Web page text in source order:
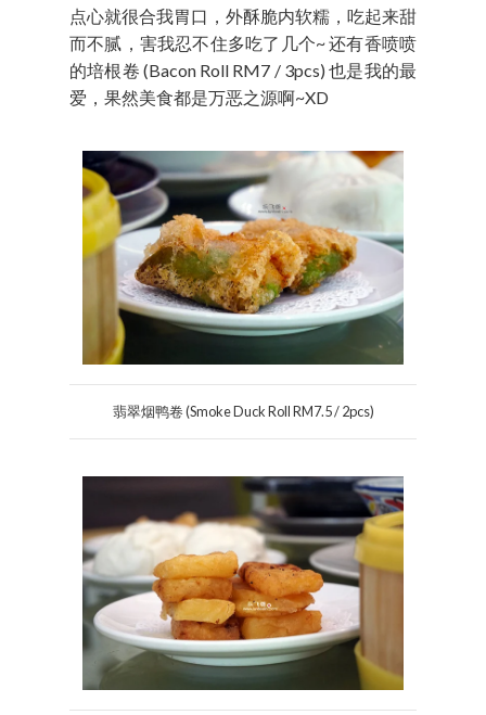
点心就很合我胃口，外酥脆内软糯，吃起来甜
而不腻，害我忍不住多吃了几个~ 还有香喷喷
的培根卷 (Bacon Roll RM7 / 3pcs) 也是我的最
爱，果然美食都是万恶之源啊~XD
翡翠烟鸭卷 (Smoke Duck Roll RM7.5 / 2pcs)